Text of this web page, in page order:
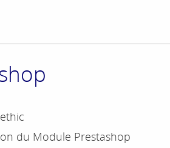
du Module Prestashop